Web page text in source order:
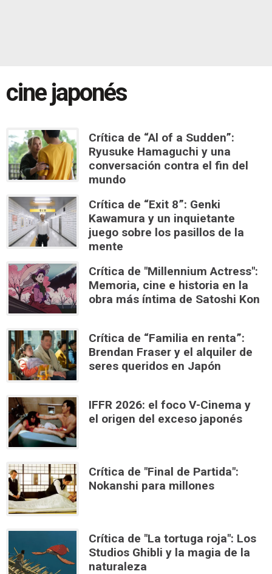
cine japonés
Crítica de “Al of a Sudden”:
Ryusuke Hamaguchi y una
conversación contra el fin del
mundo
Crítica de “Exit 8”: Genki
Kawamura y un inquietante
juego sobre los pasillos de la
mente
Crítica de "Millennium Actress":
Memoria, cine e historia en la
obra más íntima de Satoshi Kon
Crítica de “Familia en renta”:
Brendan Fraser y el alquiler de
seres queridos en Japón
IFFR 2026: el foco V-Cinema y
el origen del exceso japonés
Crítica de "Final de Partida":
Nokanshi para millones
Crítica de "La tortuga roja": Los
Studios Ghibli y la magia de la
naturaleza